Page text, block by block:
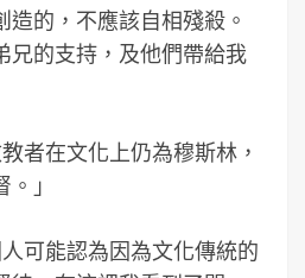
造的，不應該自相殘殺。
兄的支持，及他們帶給我
者在文化上仍為穆斯林，
」
可能認為因為文化傳統的